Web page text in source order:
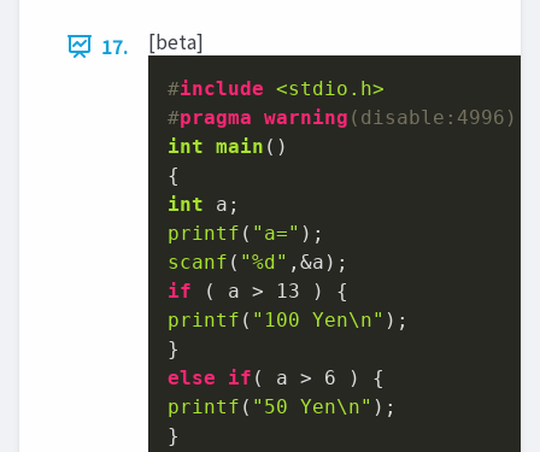
17. [beta]
#include <stdio.h>
#pragma warning (disable:4996)
int main ()
int
printf ( "a="
scanf ( "%d"
if ( a > 13
printf ( "100 Yen\n" );
else
if ( a > 6
printf ( "50 Yen\n" );